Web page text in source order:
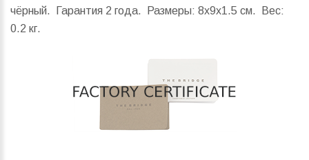
чёрный. Гарантия 2 года.
Размеры: 8x9x1.5 см.
Вес:
0.2 кг.